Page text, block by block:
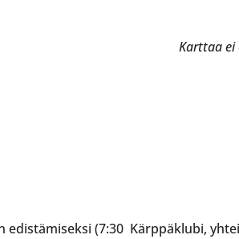
Karttaa ei
edistämiseksi (7:30 Kärppäklubi,